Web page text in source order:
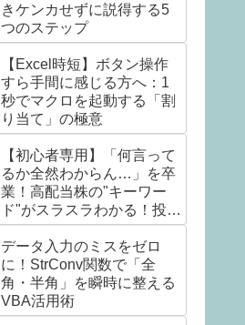
きケンカせずに説得する5
つのステップ
【Excel時短】ボタン操作
すら手間に感じる方へ：1
秒でマクロを起動する「割
り当て」の極意
【初心者専用】「何言って
るか全然わからん…」を卒
業！高配当株の"キーワー
ド"がスラスラわかる！投資
の不安を楽しみに変える言
葉7選
データ入力のミスをゼロ
に！StrConv関数で「全
角・半角」を瞬時に整える
VBA活用術